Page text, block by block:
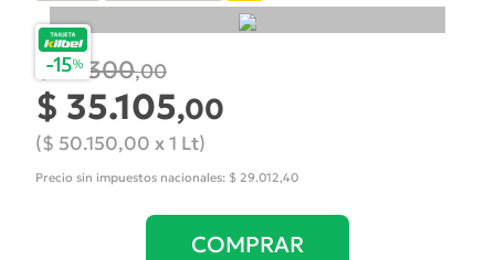
$ 41.300,00
$ 35.105,00
($ 50.150,00 x 1 Lt)
Precio sin impuestos nacionales: $ 29.012,40
COMPRAR